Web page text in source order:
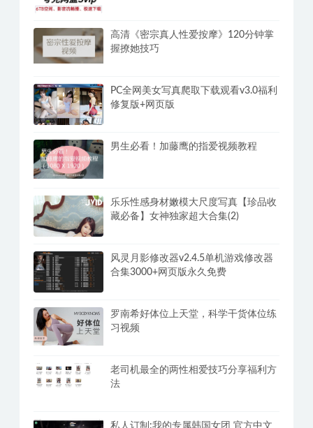
高清《密宗真人性爱按摩》120分钟掌
握撩她技巧
PC全网美女写真爬取下载观看v3.0福利
修复版+网页版
男生必看！加藤鹰的指爱视频教程
乐乐性感身材嫩模大尺度写真【珍品收
藏必备】女神独家超大合集(2)
风灵月影修改器v2.4.5单机游戏修改器
合集3000+网页版永久免费
罗南希好体位上天堂，科学干货体位练
习视频
老司机最全的两性相爱技巧分享福利方
法
私人订制:我的专属韩国女团 官方中文